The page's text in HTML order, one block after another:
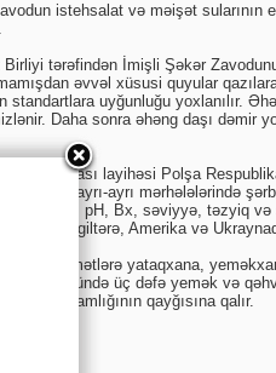
istehsalat və məişət
tərəfindən İmişli Şəkər
əvvəl xüsusi quyular
uyğunluğu yoxlanılır.
Daha sonra əhəng daşı
layihəsi Polşa
ayrı-ayrı mərhələlərində
(istilik, pH, Bx, səviyyə, təzyiq və
İngiltərə, Amerika və
xidmətlərə yataqxana,
görə gündə üç dəfə yemək və
sağlamlığının qayğısına qalır.